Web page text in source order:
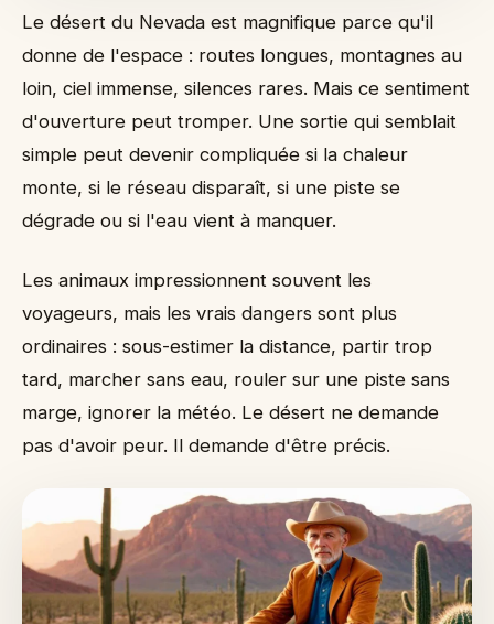
Scénario 1 : la sortie trop courte pour être
préparée
Scénario 2 : la piste qui se dégrade peu à peu
Matériel minimal pour une journée simple
Ce que le désert enseigne vite
Le désert du Nevada est magnifique parce qu'il
donne de l'espace : routes longues, montagnes au
loin, ciel immense, silences rares. Mais ce sentiment
d'ouverture peut tromper. Une sortie qui semblait
simple peut devenir compliquée si la chaleur
monte, si le réseau disparaît, si une piste se
dégrade ou si l'eau vient à manquer.
Les animaux impressionnent souvent les
voyageurs, mais les vrais dangers sont plus
ordinaires : sous-estimer la distance, partir trop
tard, marcher sans eau, rouler sur une piste sans
marge, ignorer la météo. Le désert ne demande
pas d'avoir peur. Il demande d'être précis.